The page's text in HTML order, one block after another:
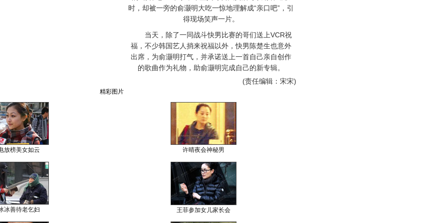
时，却被一旁的俞灏明大吃一惊地理解成“亲口吧”，引
得现场笑声一片。
当天，除了一同战斗快男比赛的哥们送上VCR祝
福，不少韩国艺人捎来祝福以外，快男陈楚生也意外
出席，为俞灏明打气，并承诺送上一首自己亲自创作
的歌曲作为礼物，助俞灏明完成自己的新专辑。
(责任编辑：宋宋)
精彩图片
放榜美女如云 许晴夜会神秘男
冰善待老乞妇 王菲参加女儿家长会